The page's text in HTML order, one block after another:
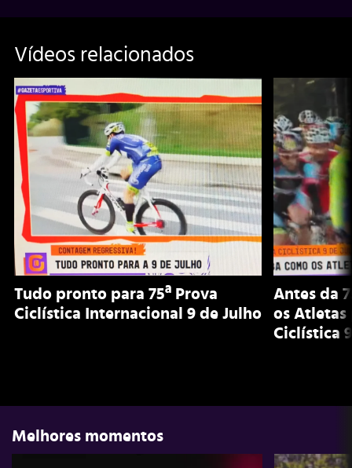
Vídeos relacionados
Tudo pronto para 75ª Prova
Ciclística Internacional 9 de Julho
Antes da
os Atletas
Ciclística
Melhores momentos